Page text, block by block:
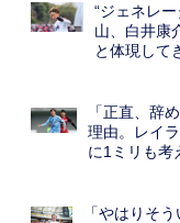
“ジェネレ
山、白井康
と体現して
「正直、辞
理由。レイ
に1ミリも考
「やはりそ